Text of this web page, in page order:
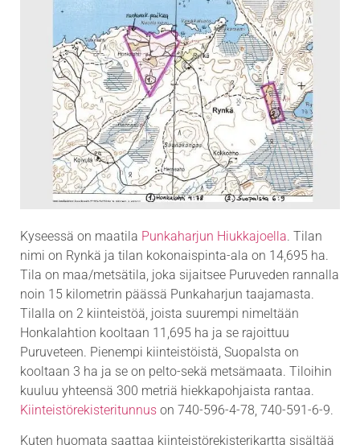
Kyseessä on maatila Punkaharjun Hiukkajoella. Tilan
nimi on Rynkä ja tilan kokonaispinta-ala on 14,695 ha.
Tila on maa/metsätila, joka sijaitsee Puruveden rannalla
noin 15 kilometrin päässä Punkaharjun taajamasta.
Tilalla on 2 kiinteistöä, joista suurempi nimeltään
Honkalahtion kooltaan 11,695 ha ja se rajoittuu
Puruveteen. Pienempi kiinteistöistä, Suopalsta on
kooltaan 3 ha ja se on pelto-sekä metsämaata. Tiloihin
kuuluu yhteensä 300 metriä hiekkapohjaista rantaa.
Kiinteistörekisteritunnus on 740-596-4-78, 740-591-6-9.
Kuten huomata saattaa kiinteistörekisterikartta sisältää